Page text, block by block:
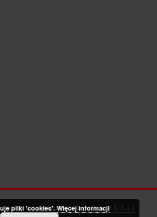
oprogramowaniuDInGO dLibra 6.3.21
pliki 'cookies'. Więcej informacji